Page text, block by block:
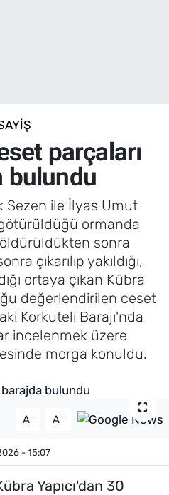
parçaları
bulundu
Sezen ile İlyas Umut
ormanda
sonra
çıkarılıp yakıldığı,
ortaya çıkan Kübra
değerlendirilen ceset
Korkuteli Barajı'nda
incelenmek üzere
morga konuldu.
A- A+
- 15:07
Yapıcı'dan 30